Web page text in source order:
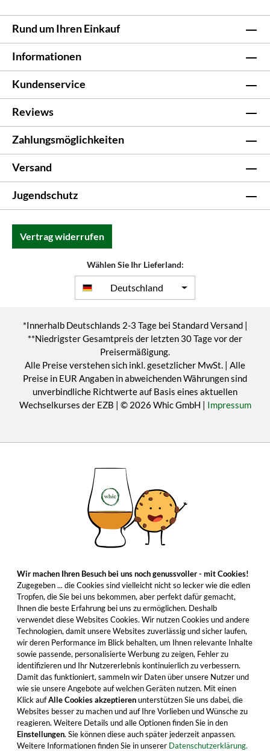
Rund um Ihren Einkauf
Informationen
Kundenservice
Reviews
Zahlungsmöglichkeiten
Versand
Jugendschutz
Vertrag widerrufen
Wählen Sie Ihr Lieferland:
Deutschland
*Innerhalb Deutschlands 2-3 Tage bei Standard Versand |
**Niedrigster Gesamtpreis der letzten 30 Tage vor der
Preisermäßigung.
Alle Preise verstehen sich inkl. gesetzlicher MwSt. | Alle
Preise in EUR Angaben in abweichenden Währungen sind
unverbindliche Richtwerte auf Basis eines aktuellen
Wechselkurses der EZB | © 2026 Whic GmbH | Impressum
Wir machen Ihren Besuch bei uns noch genussvoller - mit Cookies!
Zugegeben ... die Cookies sind vielleicht nicht so lecker wie die edlen
Tropfen, die Sie bei uns bekommen, aber perfekt dafür gemacht,
Ihnen die beste Erfahrung bei uns zu ermöglichen. Deshalb
verwendet diese Websites Cookies. Wir nutzen Cookies und andere
Technologien, damit unsere Websites zuverlässig und sicher laufen,
wir deren Performance im Blick behalten, um Ihnen relevante Inhalte
sowie passende, personalisierte Werbung zu zeigen, Fehler zu
identifizieren und Ihr Nutzererlebnis kontinuierlich zu verbessern.
Damit das funktioniert, sammeln wir Daten über unsere Nutzer und
wie sie unsere Angebote auf welchen Geräten nutzen. Mit einen
Klick aufAlle Cookies akzeptierenunterstützen Sie uns dabei, die
Websites besser zu machen und auf Ihre Vorlieben und Wünsche zu
reagieren. Weitere Details und alle Optionen finden Sie in den
Einstellungen. Sie können diese auch später jederzeit anpassen.
Weitere Informationen finden Sie in unserer Datenschutzerklärung.